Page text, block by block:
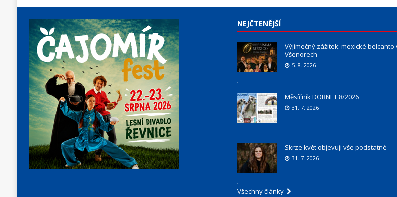
NEJČTENĚJŠÍ
Výjimečný zážitek: mexické belcanto
Všenorech
5. 8. 2026
Měsíčník DOBNET 8/2026
31. 7. 2026
Skrze květ objevuji vše podstatné
31. 7. 2026
Všechny články